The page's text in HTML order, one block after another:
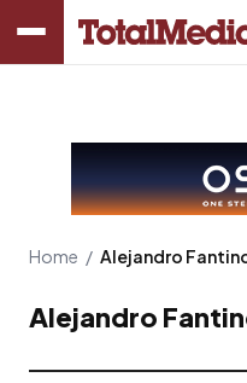
Home / Alejandro
Alejandro